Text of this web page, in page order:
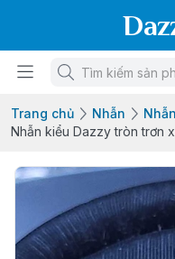
Trang chủ Nhẫn
Nhẫn kiểu Dazzy tròn trơn